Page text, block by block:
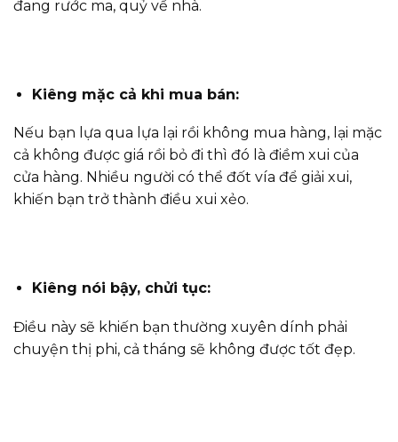
đang rước ma, quỷ về nhà.
Kiêng mặc cả khi mua bán:
Nếu bạn lựa qua lựa lại rồi không mua hàng, lại mặc
cả không được giá rồi bỏ đi thì đó là điềm xui của
cửa hàng. Nhiều người có thể đốt vía để giải xui,
khiến bạn trở thành điều xui xẻo.
Kiêng nói bậy, chửi tục:
Điều này sẽ khiến bạn thường xuyên dính phải
chuyện thị phi, cả tháng sẽ không được tốt đẹp.